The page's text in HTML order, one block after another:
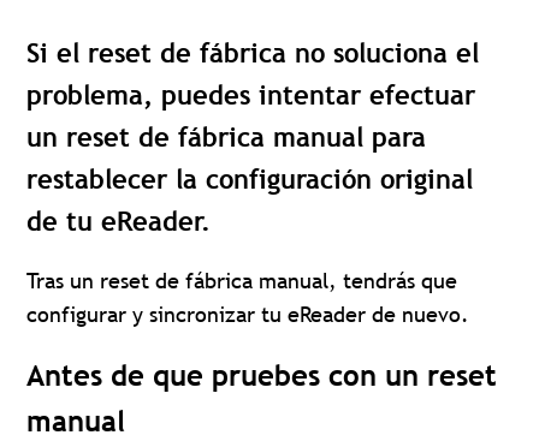
Si el reset de fábrica no soluciona el
problema, puedes intentar efectuar
un reset de fábrica manual para
restablecer la configuración original
de tu eReader.
Tras un reset de fábrica manual, tendrás que
configurar y sincronizar tu eReader de nuevo.
Antes de que pruebes con un reset
manual